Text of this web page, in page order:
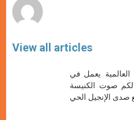
View all articles
يعمل في
صوت الكنيسة